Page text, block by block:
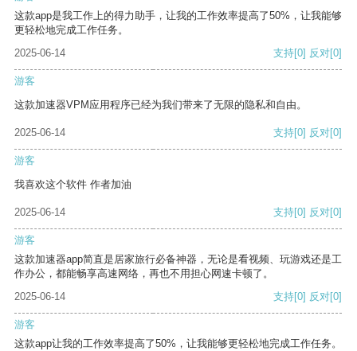
这款app是我工作上的得力助手，让我的工作效率提高了50%，让我能够
更轻松地完成工作任务。
2025-06-14
支持[0] 反对[0]
游客
这款加速器VPM应用程序已经为我们带来了无限的隐私和自由。
2025-06-14 支持[0] 反对[0]
游客
我喜欢这个软件 作者加油
2025-06-14 支持[0] 反对[0]
游客
这款加速器app简直是居家旅行必备神器，无论是看视频、玩游戏还是工
作办公，都能畅享高速网络，再也不用担心网速卡顿了。
2025-06-14
支持[0] 反对[0]
游客
这款app让我的工作效率提高了50%，让我能够更轻松地完成工作任务。